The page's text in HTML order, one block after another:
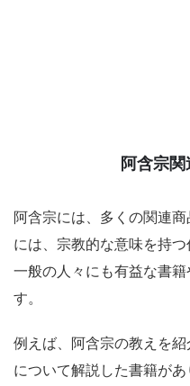
阿含宗
阿含宗には、多くの関連
には、宗教的な意味を持つ
一般の人々にも有益な書
す。
例えば、阿含宗の教えを
について解説した書籍が